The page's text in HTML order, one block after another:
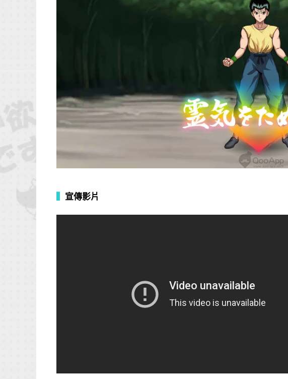
宣傳影片